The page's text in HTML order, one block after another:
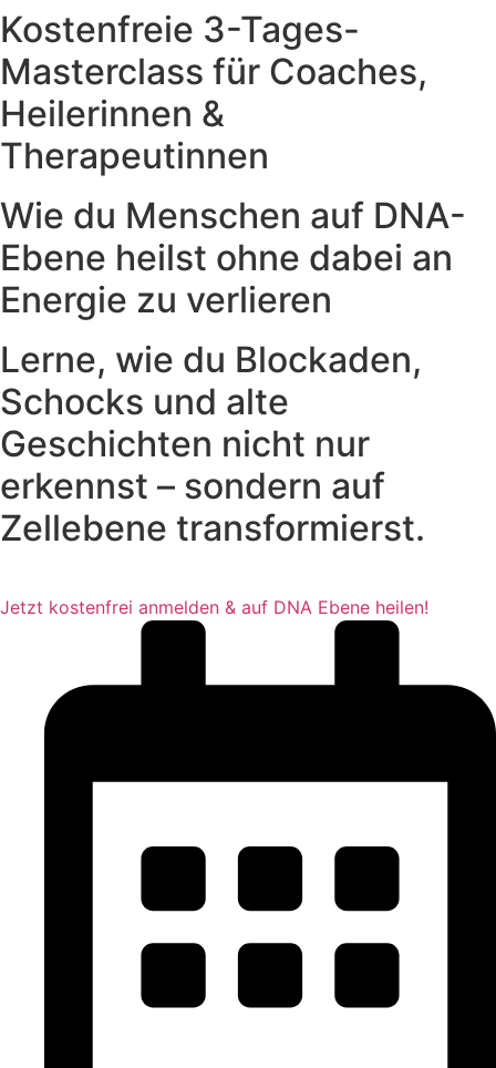
Kostenfreie 3-Tages-
Masterclass für Coaches,
Heilerinnen &
Therapeutinnen
Wie du Menschen auf DNA-
Ebene heilst ohne dabei an
Energie zu verlieren
Lerne, wie du Blockaden,
Schocks und alte
Geschichten nicht nur
erkennst – sondern auf
Zellebene transformierst.
Jetzt kostenfrei anmelden & auf DNA Ebene heilen!